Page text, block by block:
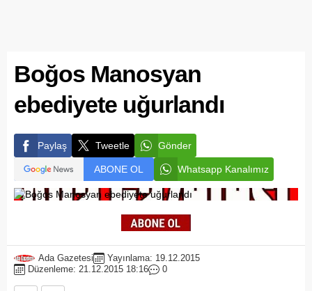
Boğos Manosyan
ebediyete uğurlandı
Paylaş Tweetle Gönder
ABONE OL Whatsapp Kanalımız
Ada Gazetesi
Yayınlama: 19.12.2015
Düzenleme: 21.12.2015 18:16
0